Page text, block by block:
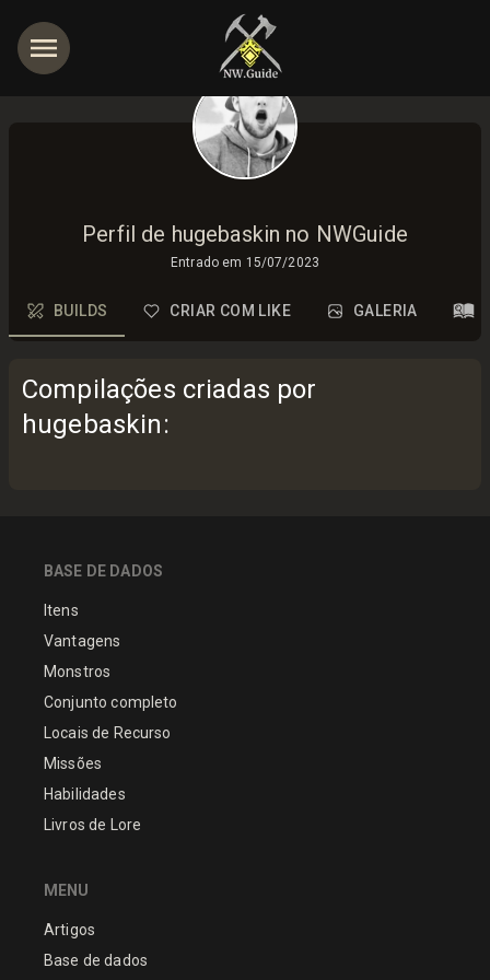
Perfil de hugebaskin no NWGuide
Entrado em 15/07/2023
BUILDS CRIAR COM LIKE GALERIA
Compilações criadas por
hugebaskin:
BASE DE DADOS
Itens
Vantagens
Monstros
Conjunto completo
Locais de Recurso
Missões
Habilidades
Livros de Lore
MENU
Artigos
Base de dados